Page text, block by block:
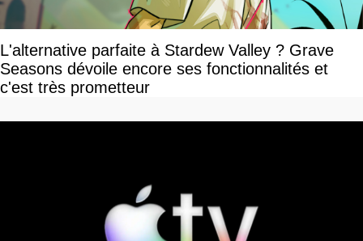
L'alternative parfaite à Stardew Valley ? Grave
Seasons dévoile encore ses fonctionnalités et
c'est très prometteur